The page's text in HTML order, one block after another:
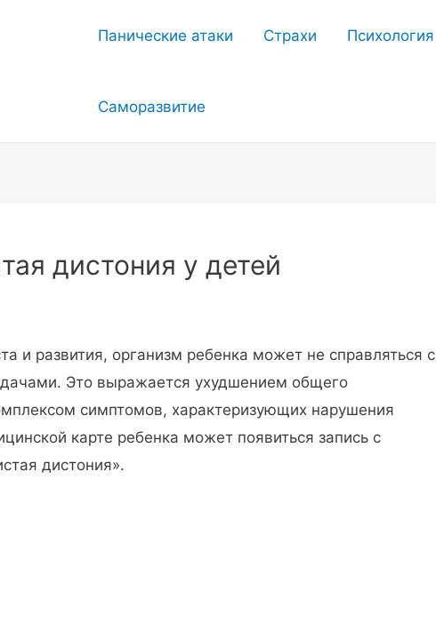
Панические атаки Страхи Психология
Саморазвитие
дистония у детей
и развития, организм ребенка может не справляться с
Это выражается ухудшением общего
симптомов, характеризующих нарушения
карте ребенка может появиться запись с
дистония».